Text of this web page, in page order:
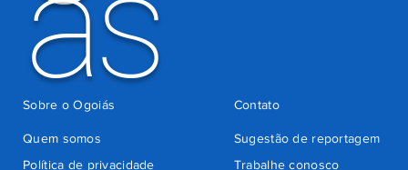
Quem somos
Sugestão de reportagem
Trabalhe conosco
Política de privacidade
Contato
Sobre o Ogoiás